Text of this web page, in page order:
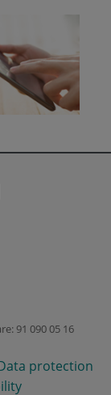
91 090 05 16
protection